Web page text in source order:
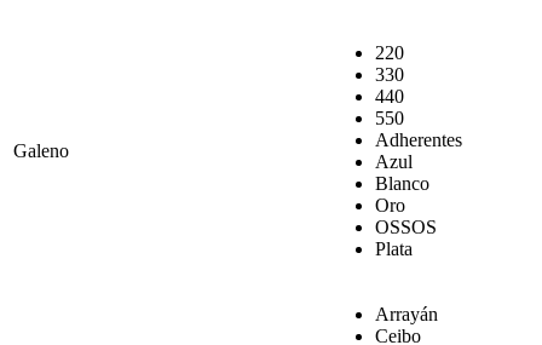
Galeno
220
330
440
550
Adherentes
Azul
Blanco
Oro
OSSOS
Plata
Arrayán
Ceibo